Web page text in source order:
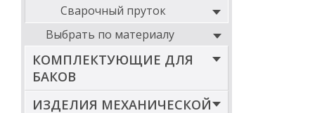
Сварочный пруток
Выбрать по материалу
КОМПЛЕКТУЮЩИЕ ДЛЯ
БАКОВ
ИЗДЕЛИЯ МЕХАНИЧЕСКОЙ